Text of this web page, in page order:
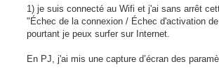
1) je suis connecté au Wifi et j'ai sans arrêt
"Échec de la connexion / Échec d'activation
pourtant je peux surfer sur Internet.
En PJ, j'ai mis une capture d’écran des